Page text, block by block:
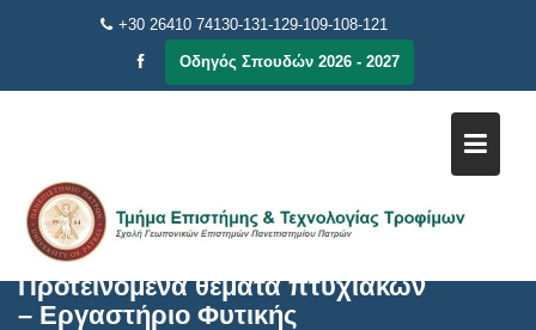
+30 26410 74130-131-129-109-108-121
Οδηγός Σπουδών 2026 - 2027
Προτεινόμενα θέματα πτυχιακών
– Εργαστήριο Φυτικής